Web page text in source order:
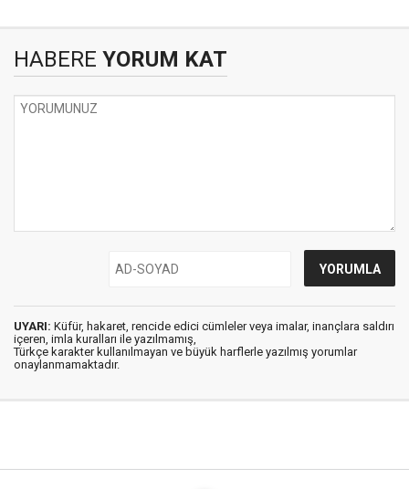
HABERE YORUM KAT
UYARI: Küfür, hakaret, rencide edici cümleler veya imalar, inançlara saldırı
içeren, imla kuralları ile yazılmamış,
Türkçe karakter kullanılmayan ve büyük harflerle yazılmış yorumlar
onaylanmamaktadır.